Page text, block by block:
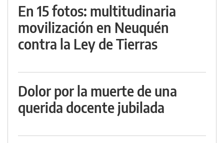
En 15 fotos: multitudinaria
movilización en Neuquén
contra la Ley de Tierras
Dolor por la muerte de una
querida docente jubilada